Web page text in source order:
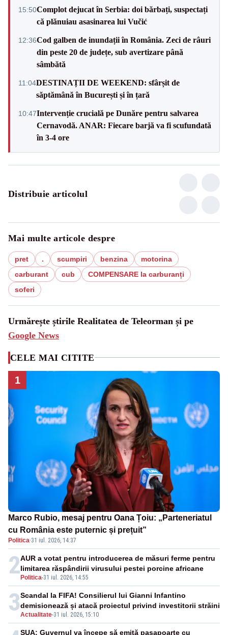
15:50Complot dejucat în Serbia: doi bărbați, suspectați
că plănuiau asasinarea lui Vučić
12:36Cod galben de inundații în România. Zeci de râuri
din peste 20 de județe, sub avertizare până
sâmbătă
11:04DESTINAȚII DE WEEKEND: sfârșit de
săptămână în București și în țară
10:47Intervenție crucială pe Dunăre pentru salvarea
Cernavodă. ANAR: Fiecare barjă va fi scufundată
în 3-4 ore
Distribuie articolul
Mai multe articole despre
pret . scumpiri benzina
motorina
carburant
cub
COMPENSARE la carburanți
soferi
Urmărește știrile Realitatea de Teleorman și pe
Google News
CELE MAI CITITE
1
Marco Rubio, mesaj pentru Oana Țoiu: „Parteneriatul
cu România este puternic și prețuit”
Politica·31 iul. 2026, 14:37
2 Politica-31 iul. 2026, 14:55
AUR a votat pentru introducerea de măsuri ferme pentru
limitarea răspândirii virusului pestei porcine africane
3Actualitate-31 iul. 2026, 15:10
Scandal la FIFA! Consilierul lui Gianni Infantino
demisionează și atacă proiectul privind investitorii străini
SUA: Guvernul va începe să emită paşapoarte cu